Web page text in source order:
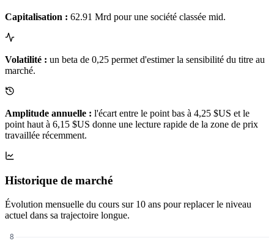
Capitalisation : 62.91 Mrd pour une société classée mid.
Volatilité : un beta de 0,25 permet d'estimer la sensibilité du titre au
marché.
Amplitude annuelle : l'écart entre le point bas à 4,25 $US et le
point haut à 6,15 $US donne une lecture rapide de la zone de prix
travaillée récemment.
Historique de marché
Évolution mensuelle du cours sur 10 ans pour replacer le niveau
actuel dans sa trajectoire longue.